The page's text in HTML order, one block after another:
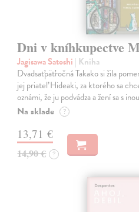
Dni v kníhkupectve
Jagisawa Satoshi | Kniha
Dvadsaťpäťročná Takako si žila
jej priateľ Hideaki, za ktorého sa
oznámi, že ju podvádza a žení sa s
Na sklade ?
13,71 €
14,90 € ?